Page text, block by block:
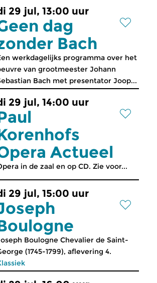
29 jul, 13:00 uur
dag
Bach
werkdagelijks programma over het
van grootmeester Johann
Bach met presentator Joop...
29 jul, 14:00 uur
Actueel
in de zaal en op CD. Zie voor...
29 jul, 15:00 uur
Boulogne Chevalier de Saint-
(1745-1799), aflevering 4.